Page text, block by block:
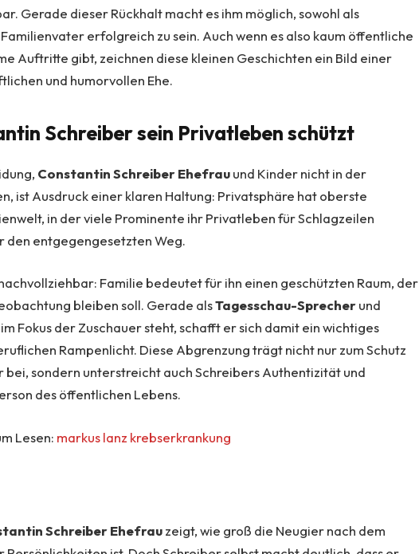
Gerade dieser Rückhalt macht es ihm möglich, sowohl als
erfolgreich zu sein. Auch wenn es also kaum öffentliche
Auftritte gibt, zeichnen diese kleinen Geschichten ein Bild einer
und humorvollen Ehe.
Schreiber sein Privatleben schützt
Constantin Schreiber Ehefrauund Kinder nicht in der
ist Ausdruck einer klaren Haltung: Privatsphäre hat oberste
in der viele Prominente ihr Privatleben für Schlagzeilen
den entgegengesetzten Weg.
Familie bedeutet für ihn einen geschützten Raum, der
bleiben soll. Gerade alsTagesschau-Sprecherund
Fokus der Zuschauer steht, schafft er sich damit ein wichtiges
Rampenlicht. Diese Abgrenzung trägt nicht nur zum Schutz
bei, sondern unterstreicht auch Schreibers Authentizität und
des öffentlichen Lebens.
Lesen: markus lanz krebserkrankung
Schreiber Ehefrauzeigt, wie groß die Neugier nach dem